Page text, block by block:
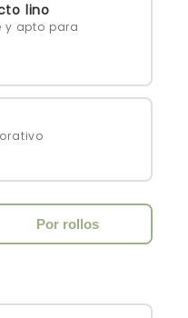
lino
y apto para
Por rollos